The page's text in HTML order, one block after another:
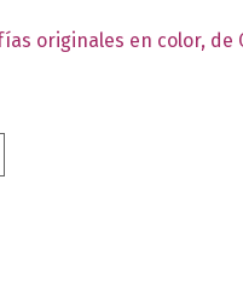
originales en color, de